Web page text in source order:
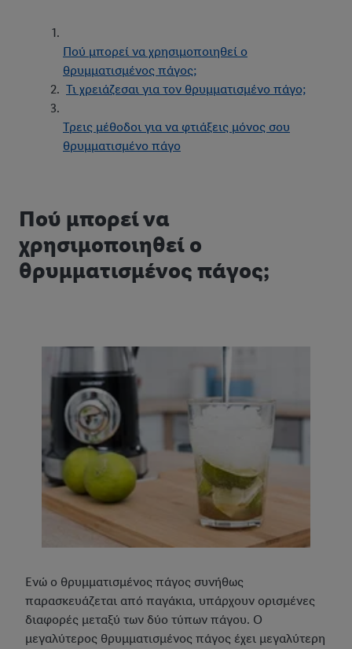
Πού μπορεί να χρησιμοποιηθεί ο
θρυμματισμένος πάγος;
Τι χρειάζεσαι για τον θρυμματισμένο πάγο;
Τρεις μέθοδοι για να φτιάξεις μόνος σου
θρυμματισμένο πάγο
Πού μπορεί να
χρησιμοποιηθεί ο
θρυμματισμένος πάγος;
Ενώ ο θρυμματισμένος πάγος συνήθως
παρασκευάζεται από παγάκια, υπάρχουν ορισμένες
διαφορές μεταξύ των δύο τύπων πάγου. Ο
μεγαλύτερος θρυμματισμένος πάγος έχει μεγαλύτερη